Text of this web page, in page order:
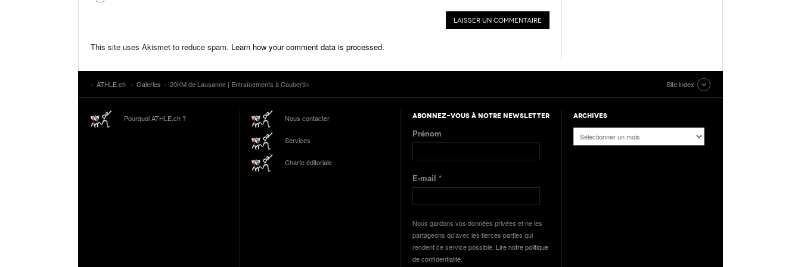
This site uses Akismet to reduce spam. Learn how your comment data is processed.
ATHLE.ch Galeries 20KM de Lausanne | Entraînements à Coubertin Site index
Pourquoi ATHLE.ch ? Nous contacter
Services
Charte éditoriale
ABONNEZ-VOUS À NOTRE NEWSLETTER
Prénom
E-mail *
Nous gardons vos données privées et ne les
partageons qu’avec les tierces parties qui
rendent ce service possible. Lire notre politique
de confidentialité.
ARCHIVES
Archives